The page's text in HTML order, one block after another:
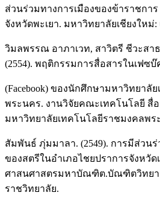
ส่วนร่วมทางการเมืองของข้าราชกา
จังหวัดพะเยา. มหาวิทยาลัยเชียงใหม่:
วิมลพรรณ อาภาเวท, สาวิตรี ชีวะสา
(2554). พฤติกรรมการสื่อสารในเฟซบ๊
(Facebook) ของนักศึกษามหาวิทยาลั
พระนคร. งานวิจัยคณะเทคโนโลยี สื่
มหาวิทยาลัยเทคโนโลยีราชมงคลพร
สัมพันธ์ ภุ่มมาลา. (2549). การมีส่วน
ของสตรีในอำเภอไชยปราการจังหวั
ศาสนศาสตรมหาบัณฑิต.บัณฑิตวิทยา
ราชวิทยาลัย.